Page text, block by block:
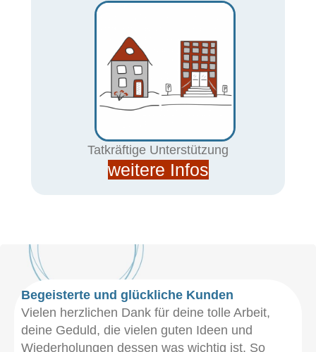
Tatkräftige Unterstützung
weitere Infos
Begeisterte und glückliche Kunden
Vielen herzlichen Dank für deine tolle Arbeit,
deine Geduld, die vielen guten Ideen und
Wiederholungen dessen was wichtig ist. So